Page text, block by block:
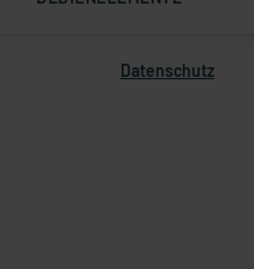
Datenschutz